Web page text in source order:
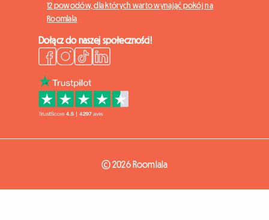
12 powodów, dla których warto wynająć pokój na
Roomlala
Dołącz do naszej społeczności!
© 2026 Roomlala